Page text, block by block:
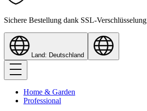
Sichere Bestellung dank SSL-Verschlüsselung
Land: Deutschland
Home & Garden
Professional